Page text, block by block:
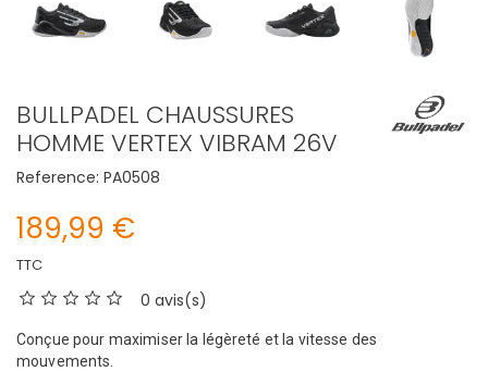
BULLPADEL CHAUSSURES
HOMME VERTEX VIBRAM 26V
Reference: PA0508
189,99 €
TTC
0 avis(s)
Conçue pour maximiser la légèreté et la vitesse des
mouvements.